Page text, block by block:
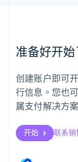
准备好开始
创建账户即可
行信息。您也
属支付解决方案
开始 联系销
日本
日本語English
SvenskaEnglish
瑞士
DeutschFrançais
塞浦路斯
斯洛伐克
English
English